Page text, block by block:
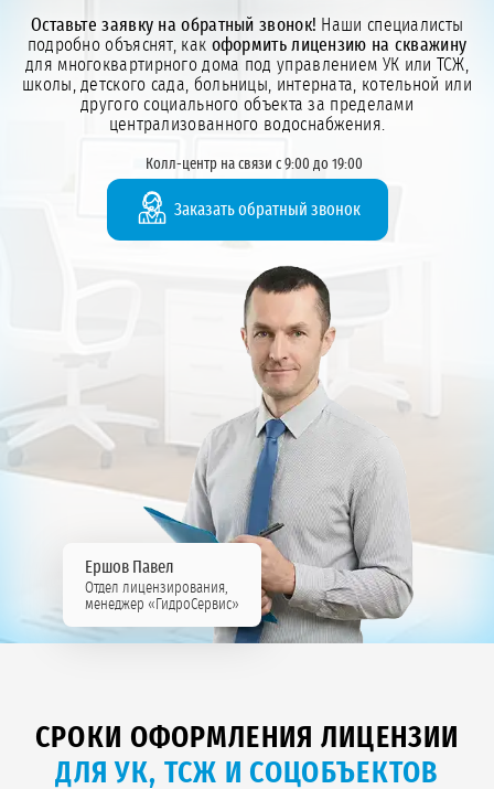
Оставьте заявку на обратный звонок! Наши специалисты
подробно объяснят, как оформить лицензию на скважину
для многоквартирного дома под управлением УК или ТСЖ,
школы, детского сада, больницы, интерната, котельной или
другого социального объекта за пределами
централизованного водоснабжения.
Колл-центр на связи с 9:00 до 19:00
Заказать обратный звонок
Ершов Павел
Отдел лицензирования,
менеджер «ГидроСервис»
СРОКИ ОФОРМЛЕНИЯ ЛИЦЕНЗИИ
ДЛЯ УК, ТСЖ И СОЦОБЪЕКТОВ